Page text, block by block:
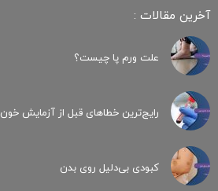
آخرین مقالات :
علت ورم پا چیست؟
رایج‌ترین خطاهای قبل از آزمایش خون
کبودی‌ بی‌دلیل روی بدن